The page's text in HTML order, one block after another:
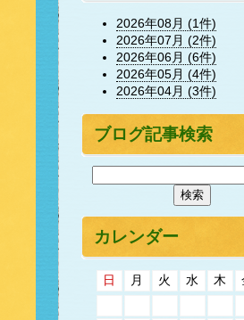
2026年08月 (1件)
2026年07月 (2件)
2026年06月 (6件)
2026年05月 (4件)
2026年04月 (3件)
ブログ記事検索
カレンダー
日 月 火 水 木